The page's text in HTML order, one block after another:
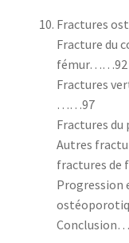
Fractures
Fracture du
fémur……92
Fractures
……97
Fractures
Autres
fractures
Progression